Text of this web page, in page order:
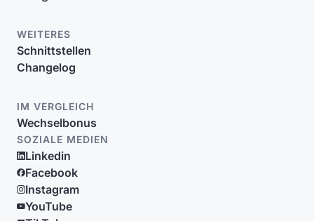
WEITERES
Schnittstellen
Changelog
IM VERGLEICH
Wechselbonus
SOZIALE MEDIEN
Linkedin
Facebook
Instagram
YouTube